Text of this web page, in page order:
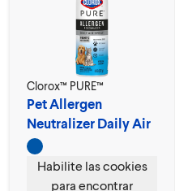
Clorox™ PURE™
Pet Allergen
Neutralizer Daily Air
Spray
Habilite las cookies
para encontrar